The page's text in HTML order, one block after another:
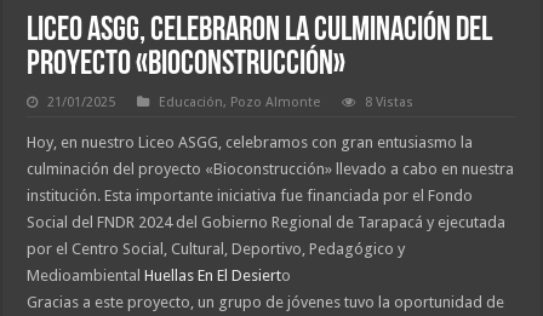
Liceo ASGG, celebraron la culminación del
proyecto «Bioconstrucción»
21/01/2025 Educación, Pozo Almonte 8 Vistas
Hoy, en nuestro Liceo ASGG, celebramos con gran entusiasmo la
culminación del proyecto «Bioconstrucción» llevado a cabo en nuestra
institución. Esta importante iniciativa fue financiada por el Fondo
Social del FNDR 2024 del Gobierno Regional de Tarapacá y ejecutada
por el Centro Social, Cultural, Deportivo, Pedagógico y
Medioambiental Huellas En El Desierto
Gracias a este proyecto, un grupo de jóvenes tuvo la oportunidad de